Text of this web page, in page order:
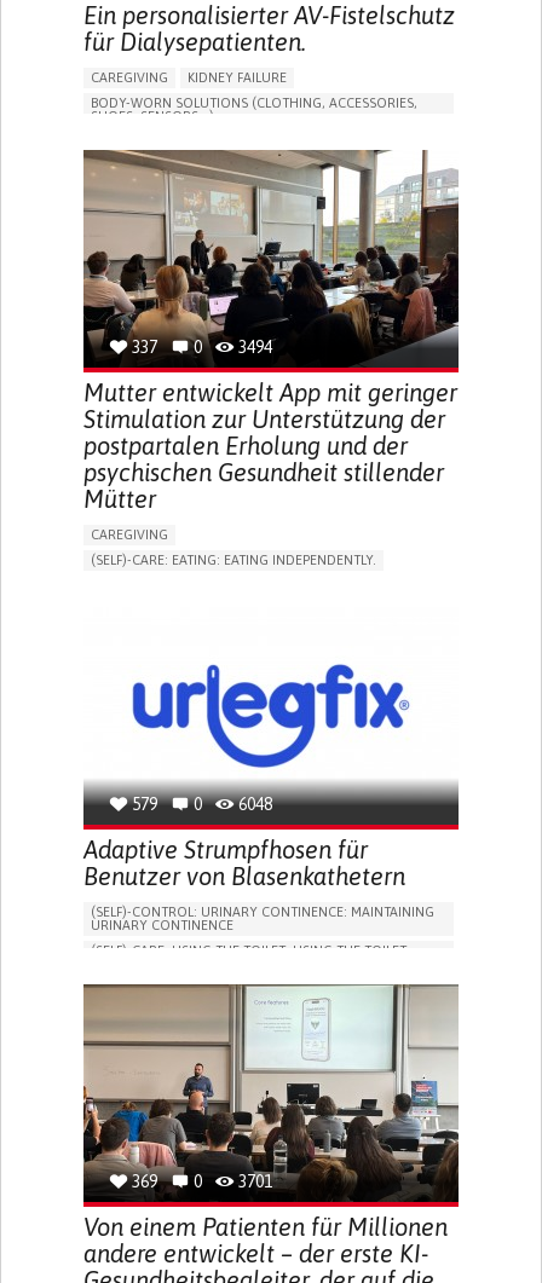
Ein personalisierter AV-Fistelschutz
für Dialysepatienten.
CAREGIVING
KIDNEY FAILURE
BODY-WORN SOLUTIONS (CLOTHING, ACCESSORIES,
SHOES, SENSORS...)
DECREASED URINE OUTPUT
FATIGUE
FLANK PAIN (PAIN IN THE SIDES OF THE BACK)
INCREASED THIRST
KIDNEY FAILURE
SWELLING IN THE LOWER EXTREMITIES (EDEMA)
URINARY URGENCY AT NIGHT (NOCTURIA)
TO IMPROVE TREATMENT/THERAPY
PREVENTING (VACCINATION, PROTECTION, FALLS,
RESEARCH/MAPPING)
NEPHROLOGY
SLOVENIA
337 0 3494
Mutter entwickelt App mit geringer
Stimulation zur Unterstützung der
postpartalen Erholung und der
psychischen Gesundheit stillender
Mütter
CAREGIVING
(SELF)-CARE: EATING: EATING INDEPENDENTLY.
CAREGIVING SUPPORT
GYNECOLOGY AND OBSTETRICS
PARENTHOOD SUPPORT
WOMEN'S HEALTH
579 0 6048
Adaptive Strumpfhosen für
Benutzer von Blasenkathetern
(SELF)-CONTROL: URINARY CONTINENCE: MAINTAINING
URINARY CONTINENCE
(SELF)-CARE: USING THE TOILET: USING THE TOILET
VESICAL FISTULA
BODY-WORN SOLUTIONS (CLOTHING, ACCESSORIES,
URGENCY TO URINATE
URINARY INCONTINENCE
URINE LEAKAGE WITH COUGHING OR SNEEZING (STRESS
INCONTINENCE)
PROMOTING SELF-MANAGEMENT
GYNECOLOGY AND OBSTETRICS
UROLOGY
PORTUGAL
369 0 3701
Von einem Patienten für Millionen
andere entwickelt – der erste KI-